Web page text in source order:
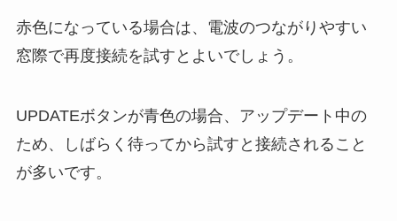
赤色になっている場合は、電波のつながりやすい
窓際で再度接続を試すとよいでしょう。
UPDATEボタンが青色の場合、アップデート中の
ため、しばらく待ってから試すと接続されること
が多いです。